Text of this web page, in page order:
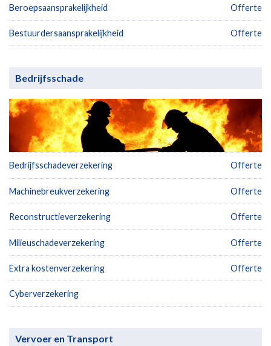
Beroepsaansprakelijkheid Offerte
Bestuurdersaansprakelijkheid Offerte
Bedrijfsschade
Bedrijfsschadeverzekering Offerte
Machinebreukverzekering Offerte
Reconstructieverzekering Offerte
Milieuschadeverzekering Offerte
Extra kostenverzekering Offerte
Cyberverzekering
Vervoer en Transport